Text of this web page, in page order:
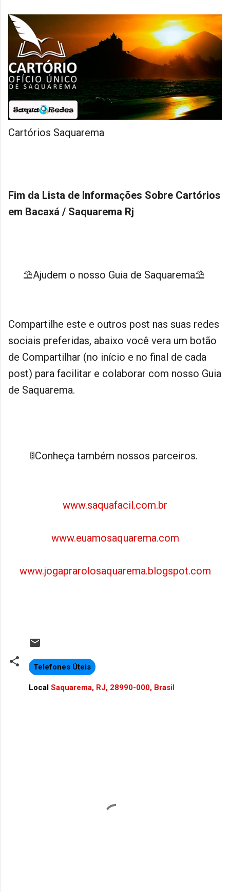
Cartórios Saquarema
Fim da Lista de Informações Sobre Cartórios
em Bacaxá / Saquarema Rj
⛱Ajudem o nosso Guia de Saquarema⛱
Compartilhe este e outros post nas suas redes
sociais preferidas, abaixo você vera um botão
de Compartilhar (no início e no final de cada
post) para facilitar e colaborar com nosso Guia
de Saquarema.
🚦Conheça também nossos parceiros.
www.saquafacil.com.br
www.euamosaquarema.com
www.jogaprarolosaquarema.blogspot.com
Telefones Úteis
Local Saquarema, RJ, 28990-000, Brasil